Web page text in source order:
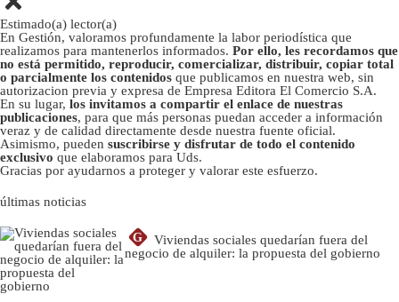
Estimado(a) lector(a)
En Gestión, valoramos profundamente la labor periodística que
realizamos para mantenerlos informados. Por ello, les recordamos que
no está permitido, reproducir, comercializar, distribuir, copiar total
o parcialmente los contenidos que publicamos en nuestra web, sin
autorizacion previa y expresa de Empresa Editora El Comercio S.A.
En su lugar, los invitamos a compartir el enlace de nuestras
publicaciones, para que más personas puedan acceder a información
veraz y de calidad directamente desde nuestra fuente oficial.
Asimismo, pueden suscribirse y disfrutar de todo el contenido
exclusivo que elaboramos para Uds.
Gracias por ayudarnos a proteger y valorar este esfuerzo.
últimas noticias
G
Viviendas sociales quedarían fuera del
negocio de alquiler: la propuesta del gobierno